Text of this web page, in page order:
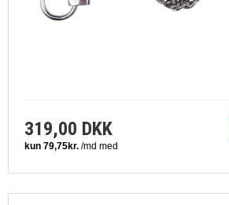
319,00 DKK